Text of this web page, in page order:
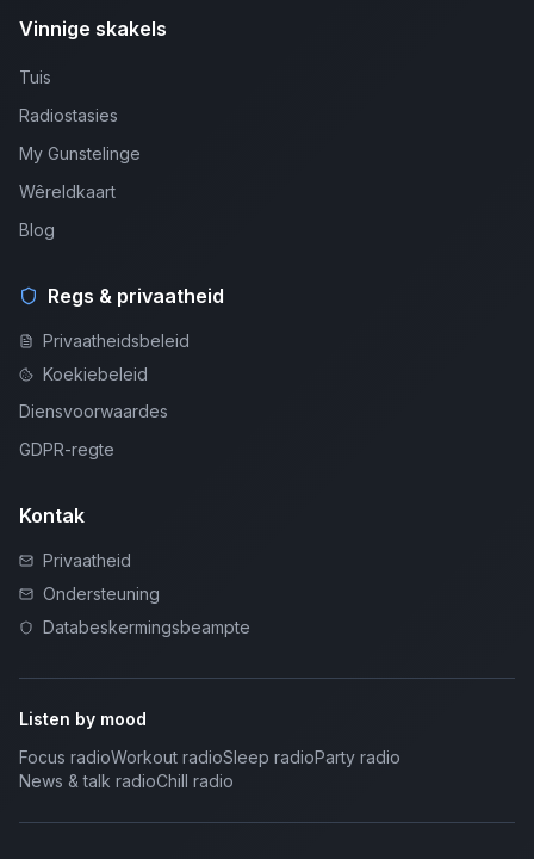
Vinnige skakels
Tuis
Radiostasies
My Gunstelinge
Wêreldkaart
Blog
Regs & privaatheid
Privaatheidsbeleid
Koekiebeleid
Diensvoorwaardes
GDPR-regte
Kontak
Privaatheid
Ondersteuning
Databeskermingsbeampte
Listen by mood
Focus radioWorkout radioSleep radioParty radio
News & talk radioChill radio